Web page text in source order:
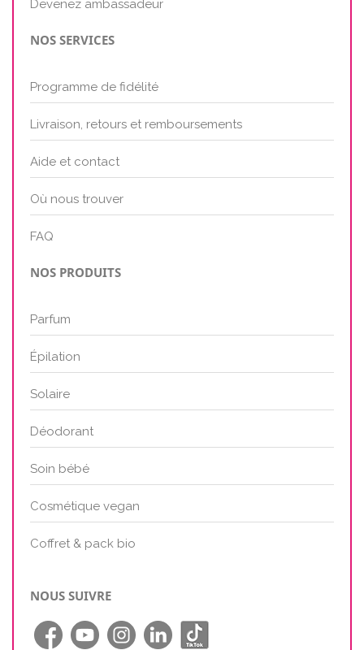
Devenez ambassadeur
NOS SERVICES
Programme de fidélité
Livraison, retours et remboursements
Aide et contact
Où nous trouver
FAQ
NOS PRODUITS
Parfum
Épilation
Solaire
Déodorant
Soin bébé
Cosmétique vegan
Coffret & pack bio
NOUS SUIVRE